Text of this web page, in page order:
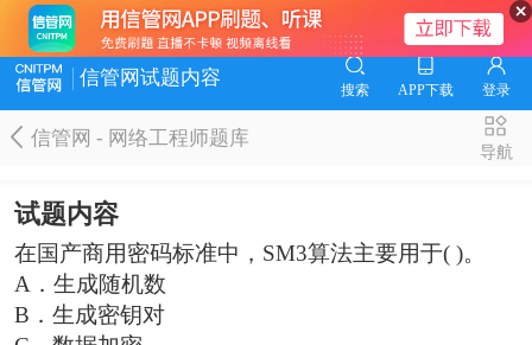
信管网试题内容
搜索 APP下载 登录
信管网 - 网络工程师题库
导航
试题内容
在国产商用密码标准中，SM3算法主要用于( )。
A．生成随机数
B．生成密钥对